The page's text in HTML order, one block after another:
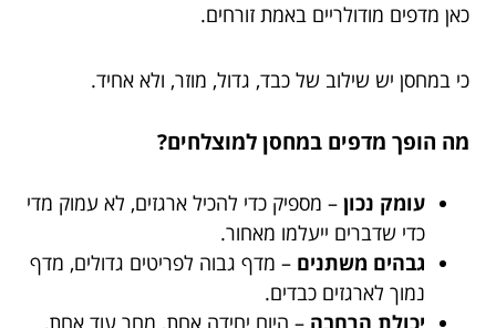
כאן מדפים מודולריים באמת זורחים.
כי במחסן יש שילוב של כבד, גדול, מוזר, ולא אחיד.
מה הופך מדפים במחסן למוצלחים?
עומק נכון – מספיק כדי להכיל ארגזים, לא עמוק מדי
כדי שדברים ייעלמו מאחור.
גבהים משתנים – מדף גבוה לפריטים גדולים, מדף
נמוך לארגזים כבדים.
יכולת הרחבה – היום יחידה אחת, מחר עוד אחת,